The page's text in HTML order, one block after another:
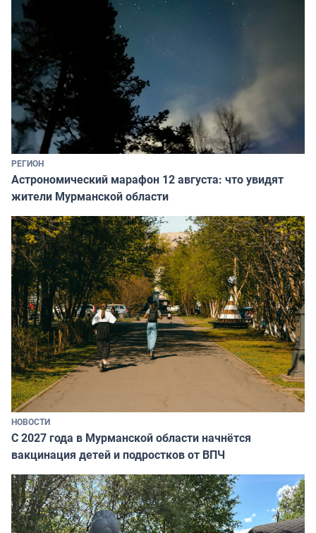
РЕГИОН
Астрономический марафон 12 августа: что увидят
жители Мурманской области
НОВОСТИ
С 2027 года в Мурманской области начнётся
вакцинация детей и подростков от ВПЧ